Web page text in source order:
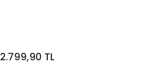
2.799,90 TL